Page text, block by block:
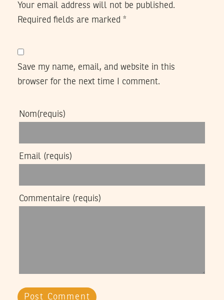
Your email address will not be published.
Required fields are marked *
Save my name, email, and website in this
browser for the next time I comment.
Nom(requis)
Email (requis)
Commentaire (requis)